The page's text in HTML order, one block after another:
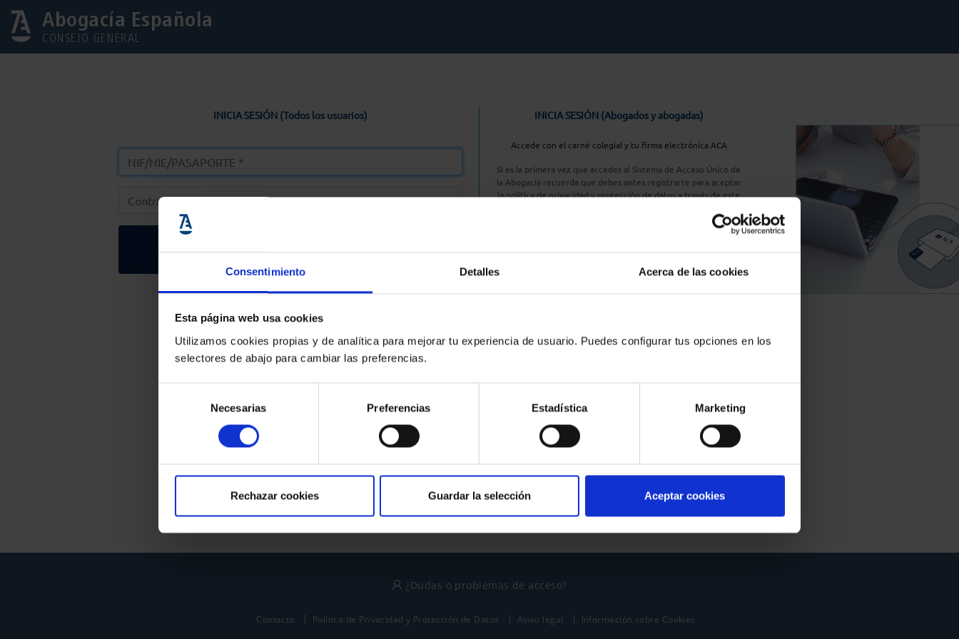
Consentimiento Detalles Acerca de las cookies
Esta página web usa cookies
Utilizamos cookies propias y de analítica para mejorar tu experiencia de usuario. Puedes configurar tus opciones en los
selectores de abajo para cambiar las preferencias.
consentimiento
Necesarias Preferencias Estadística Marketing
Rechazar cookies Guardar la selección Aceptar cookies
Abogacía Española
CONSEJO GENERAL
INICIA SESIÓN (Todos los usuarios)
Entrar
Solicitar Contraseña
INICIA SESIÓN (Abogados y abogadas)
Accede con el carné colegial y tu firma electrónica ACA
Si es la primera vez que accedes al Sistema de Acceso Único de
la Abogacía recuerda que debes antes registrarte para aceptar
la política de privacidad y protección de datos a través de este
Entrar con ACA Plus
¿No tienes cuenta?
política de privacidad
y términos del servicio
¿Dudas o problemas de acceso?
Contacto Política de Privacidad y Protección de Datos Aviso legal Información sobre Cookies